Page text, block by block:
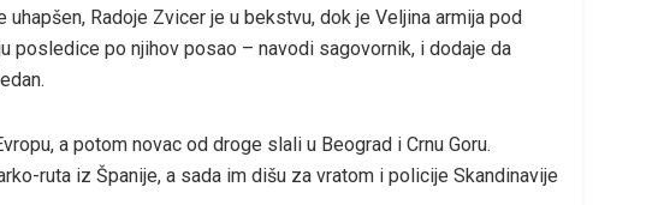
Radoje Zvicer je u bekstvu, dok je Veljina armija pod
posledice po njihov posao – navodi sagovornik, i dodaje da
a potom novac od droge slali u Beograd i Crnu Goru.
ruta iz Španije, a sada im dišu za vratom i policije Skandinavije